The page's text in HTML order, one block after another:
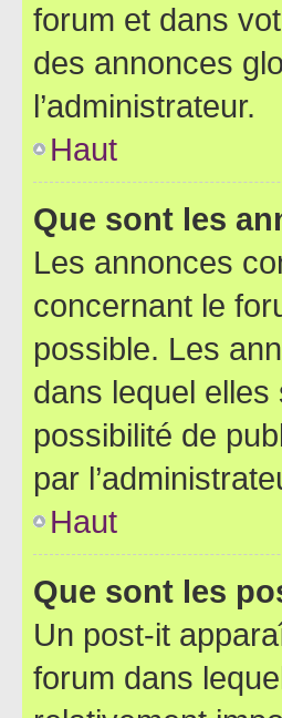
forum et dans
des annonces
l’administrateur.
Haut
Que sont les
Les annonces
concernant le
possible. Les
dans lequel
possibilité de
par
Haut
Que sont les
Un post-it
forum dans